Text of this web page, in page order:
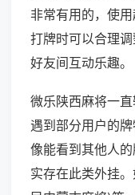
非常有用的，使
打牌时可以合理
好友间互动乐趣。
微乐陕西麻将一
遇到部分用户的
像能看到其他人
实存在此类外挂